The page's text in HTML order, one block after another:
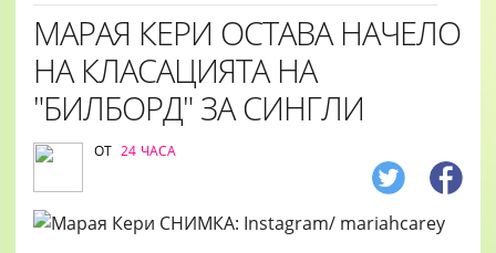
МАРАЯ КЕРИ ОСТАВА НАЧЕЛО
НА КЛАСАЦИЯТА НА
"БИЛБОРД" ЗА СИНГЛИ
ОТ 24 ЧАСА